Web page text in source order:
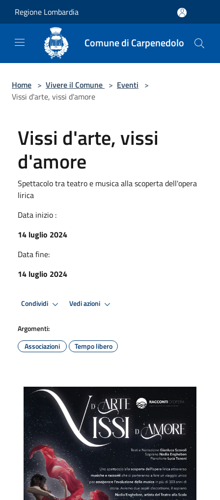
Regione Lombardia
Comune di Carpenedolo
Home > Vivere il Comune > Eventi >
Vissi d'arte, vissi d'amore
Vissi d'arte, vissi
d'amore
Spettacolo tra teatro e musica alla scoperta dell'opera
lirica
Data inizio :
14 luglio 2024
Data fine:
14 luglio 2024
Condividi Vedi azioni
Argomenti:
Associazioni
Tempo libero